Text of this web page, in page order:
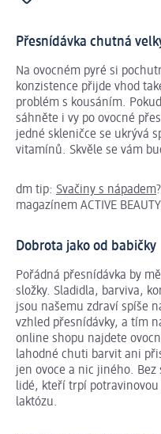
Přesnídávka chutná
Na ovocném pyré si
konzistence přijde vhod
problém s kousáním.
sáhněte i vy po ovocné
jedné skleničce se ukrývá
vitamínů. Skvěle se vám
dm tip: Svačiny s nápadem
magazínem ACTIVE
Dobrota jako od babičky
Pořádná přesnídávka by
složky. Sladidla, barviva,
jsou našemu zdraví spíše
vzhled přesnídávky, a tím
online shopu najdete
lahodné chuti barvit ani
jen ovoce a nic jiného.
lidé, kteří trpí
laktózu.